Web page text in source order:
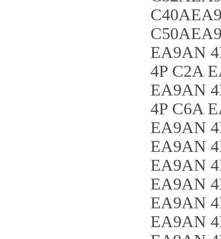
EA9AN
4P C2A
EA9AN
4P C6A
EA9AN
EA9AN
EA9AN
EA9AN
EA9AN
EA9AN